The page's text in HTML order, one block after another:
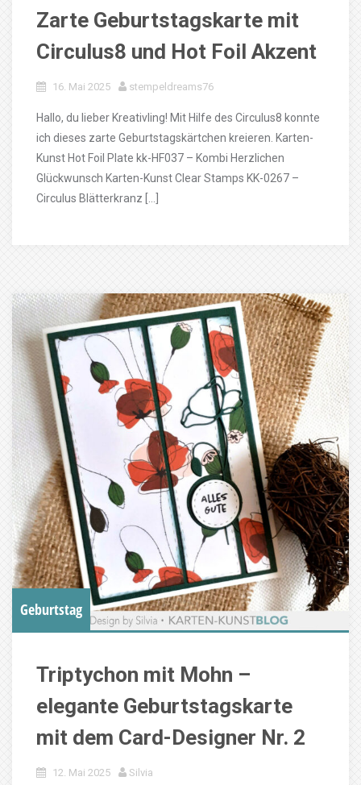
Zarte Geburtstagskarte mit
Circulus8 und Hot Foil Akzent
16. Mai 2025 stempeldreams76
Hallo, du lieber Kreativling! Mit Hilfe des Circulus8 konnte
ich dieses zarte Geburtstagskärtchen kreieren. Karten-
Kunst Hot Foil Plate kk-HF037 – Kombi Herzlichen
Glückwunsch Karten-Kunst Clear Stamps KK-0267 –
Circulus Blätterkranz […]
Geburtstag
Triptychon mit Mohn –
elegante Geburtstagskarte
mit dem Card-Designer Nr. 2
12. Mai 2025 Silvia